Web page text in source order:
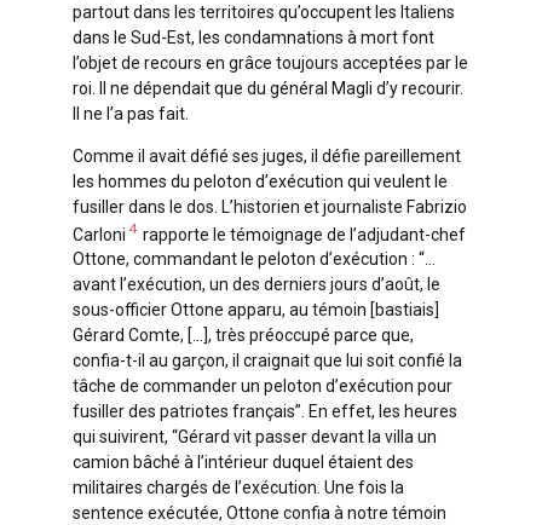
partout dans les territoires qu’occupent les Italiens
dans le Sud-Est, les condamnations à mort font
l’objet de recours en grâce toujours acceptées par le
roi. Il ne dépendait que du général Magli d’y recourir.
Il ne l’a pas fait.
Comme il avait défié ses juges, il défie pareillement
les hommes du peloton d’exécution qui veulent le
fusiller dans le dos. L’historien et journaliste Fabrizio
Carloni 4 rapporte le témoignage de l’adjudant-chef
Ottone, commandant le peloton d’exécution : “…
avant l’exécution, un des derniers jours d’août, le
sous-officier Ottone apparu, au témoin [bastiais]
Gérard Comte, […], très préoccupé parce que,
confia-t-il au garçon, il craignait que lui soit confié la
tâche de commander un peloton d’exécution pour
fusiller des patriotes français”. En effet, les heures
qui suivirent, “Gérard vit passer devant la villa un
camion bâché à l’intérieur duquel étaient des
militaires chargés de l’exécution. Une fois la
sentence exécutée, Ottone confia à notre témoin